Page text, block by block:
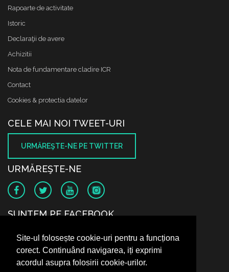
Site-ul folosește cookie-uri pentru a funcționa
corect. Continuând navigarea, iți exprimi
acordul asupra folosirii cookie-urilor.
Rapoarte de activitate
Istoric
Declaraţii de avere
Achizitii
Nota de fundamentare cladire ICR
Contact
Cookies & protectia datelor
CELE MAI NOI TWEET-URI
URMĂREŞTE-NE PE TWITTER
URMĂREŞTE-NE
SUNTEM PE FACEBOOK